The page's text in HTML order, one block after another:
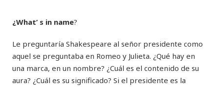
¿What’ s in name?
Le preguntaría Shakespeare al señor presidente como
aquel se preguntaba en Romeo y Julieta. ¿Qué hay en
una marca, en un nombre? ¿Cuál es el contenido de su
aura? ¿Cuál es su significado? Si el presidente es la